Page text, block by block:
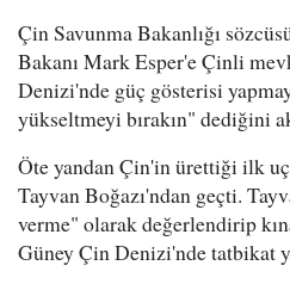
Çin Savunma Bakanlığı
Bakanı Mark Esper'e Çinli
Denizi'nde güç gösterisi
yükseltmeyi bırakın" dediğini
Öte yandan Çin'in ürettiği ilk
Tayvan Boğazı'ndan geçti.
verme" olarak değerlendirip
Güney Çin Denizi'nde tatbikat